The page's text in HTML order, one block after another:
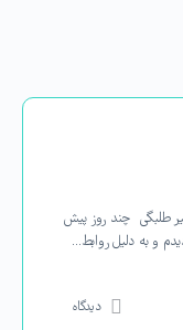
طلبگی چند روز پیش
و به دلیل روابط…
دیدگاه